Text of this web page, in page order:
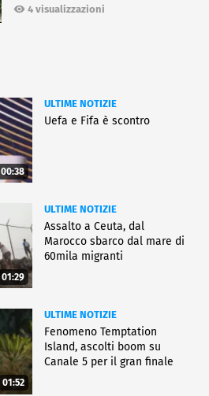
4 visualizzazioni
00:38
ULTIME NOTIZIE
Uefa e Fifa è scontro
01:29
ULTIME NOTIZIE
Assalto a Ceuta, dal
Marocco sbarco dal mare di
60mila migranti
01:52
ULTIME NOTIZIE
Fenomeno Temptation
Island, ascolti boom su
Canale 5 per il gran finale